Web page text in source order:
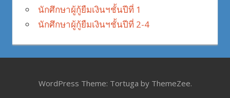
นักศึกษาผู้กู้ยืมเงินฯชั้นปีที่ 1
นักศึกษาผู้กู้ยืมเงินฯชั้นปีที่ 2-4
WordPress Theme: Tortuga by ThemeZee.